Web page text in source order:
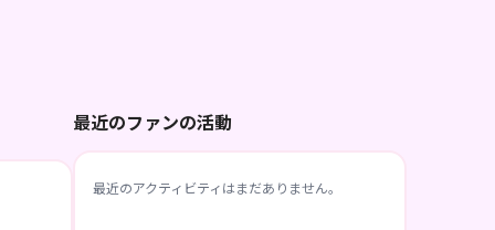
最近のファンの活動
最近のアクティビティはまだありません。